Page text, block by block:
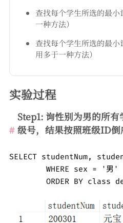
查找每个学生所选的最
一种方法）
查找每个学生所选的最
用多于一种方法）
实验过程
Step1: 询性别为男的所
级号，结果按照班级ID倒
SELECT studentNum,
ORDER BY class